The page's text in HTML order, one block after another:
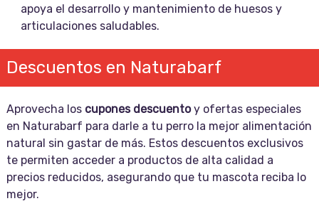
apoya el desarrollo y mantenimiento de huesos y
articulaciones saludables.
Descuentos en Naturabarf
Aprovecha los cupones descuentoy ofertas especiales
en Naturabarf para darle a tu perro la mejor alimentación
natural sin gastar de más. Estos descuentos exclusivos
te permiten acceder a productos de alta calidad a
precios reducidos, asegurando que tu mascota reciba lo
mejor.